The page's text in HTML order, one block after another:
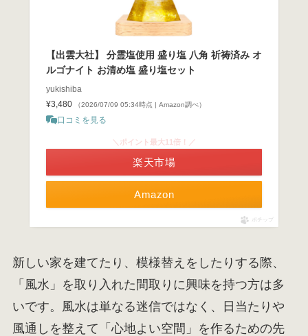
【出雲大社】 分霊塩使用 盛り塩 八角 祈祷済み オ
ルゴナイト お清め塩 盛り塩セット
yukishiba
¥3,480
（2026/07/09 05:34時点 | Amazon調べ）
口コミを見る
Amazon
＼ポイント最大11倍！／
楽天市場
ポチップ
新しい家を建てたり、模様替えをしたりする際、
「風水」を取り入れた間取りに興味を持つ方は多
いです。風水は単なる迷信ではなく、日当たりや
風通しを整えて「心地よい空間」を作るための先